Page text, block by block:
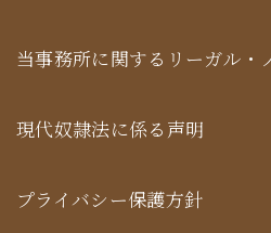
当事務所に関するリーガル・
現代奴隷法に係る声明
プライバシー保護方針